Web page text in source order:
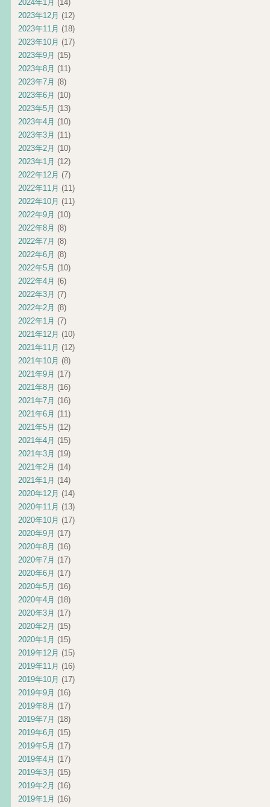
2024年1月 (14)
2023年12月 (12)
2023年11月 (18)
2023年10月 (17)
2023年9月 (15)
2023年8月 (11)
2023年7月 (8)
2023年6月 (10)
2023年5月 (13)
2023年4月 (10)
2023年3月 (11)
2023年2月 (10)
2023年1月 (12)
2022年12月 (7)
2022年11月 (11)
2022年10月 (11)
2022年9月 (10)
2022年8月 (8)
2022年7月 (8)
2022年6月 (8)
2022年5月 (10)
2022年4月 (6)
2022年3月 (7)
2022年2月 (8)
2022年1月 (7)
2021年12月 (10)
2021年11月 (12)
2021年10月 (8)
2021年9月 (17)
2021年8月 (16)
2021年7月 (16)
2021年6月 (11)
2021年5月 (12)
2021年4月 (15)
2021年3月 (19)
2021年2月 (14)
2021年1月 (14)
2020年12月 (14)
2020年11月 (13)
2020年10月 (17)
2020年9月 (17)
2020年8月 (16)
2020年7月 (17)
2020年6月 (17)
2020年5月 (16)
2020年4月 (18)
2020年3月 (17)
2020年2月 (15)
2020年1月 (15)
2019年12月 (15)
2019年11月 (16)
2019年10月 (17)
2019年9月 (16)
2019年8月 (17)
2019年7月 (18)
2019年6月 (15)
2019年5月 (17)
2019年4月 (17)
2019年3月 (15)
2019年2月 (16)
2019年1月 (16)